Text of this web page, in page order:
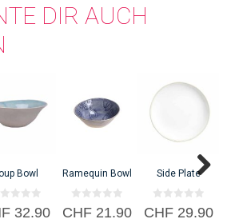
DIR AUCH
Bowl
32.90
Ramequin Bowl
0
v
CHF21.90
Side Plate
0
v
CHF29.90